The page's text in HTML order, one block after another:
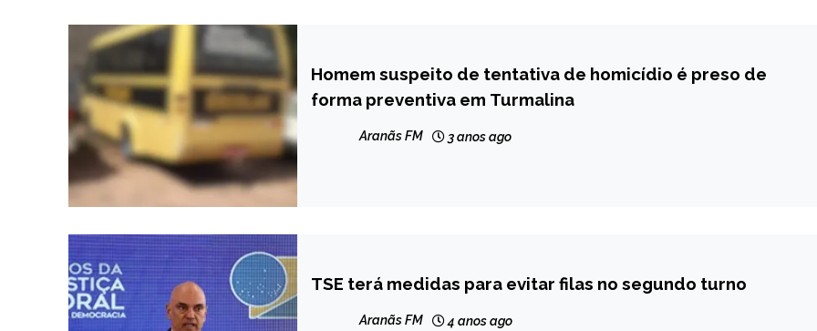
CAPELINHA
MINAS
Homem suspeito de tentativa de homicídio é preso de
forma preventiva em Turmalina
Aranãs FM 3 anos ago
BRASIL
NOTÍCIAS
TSE terá medidas para evitar filas no segundo turno
Aranãs FM 4 anos ago